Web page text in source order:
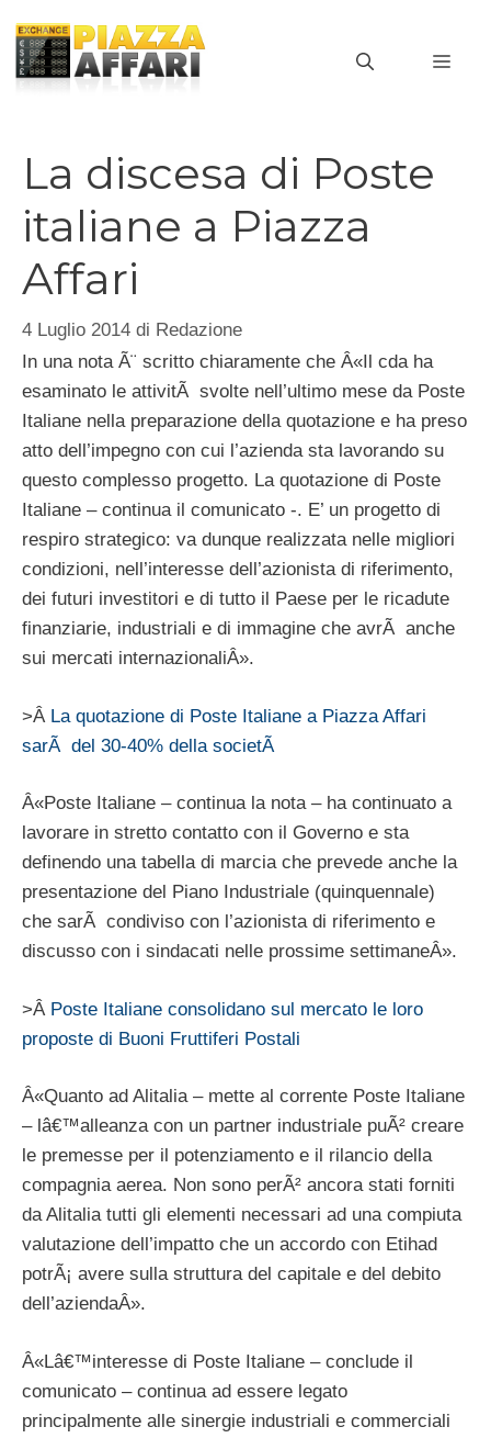
contenuto
La discesa di Poste
italiane a Piazza
Affari
4 Luglio 2014 di Redazione
In una nota Ã¨ scritto chiaramente che Â«Il cda ha
esaminato le attivitÃ svolte nell’ultimo mese da Poste
Italiane nella preparazione della quotazione e ha preso
atto dell’impegno con cui l’azienda sta lavorando su
questo complesso progetto. La quotazione di Poste
Italiane – continua il comunicato -. E’ un progetto di
respiro strategico: va dunque realizzata nelle migliori
condizioni, nell’interesse dell’azionista di riferimento,
dei futuri investitori e di tutto il Paese per le ricadute
finanziarie, industriali e di immagine che avrÃ anche
sui mercati internazionaliÂ».
>Â La quotazione di Poste Italiane a Piazza Affari
sarÃ del 30-40% della societÃ
Â«Poste Italiane – continua la nota – ha continuato a
lavorare in stretto contatto con il Governo e sta
definendo una tabella di marcia che prevede anche la
presentazione del Piano Industriale (quinquennale)
che sarÃ condiviso con l’azionista di riferimento e
discusso con i sindacati nelle prossime settimaneÂ».
>Â Poste Italiane consolidano sul mercato le loro
proposte di Buoni Fruttiferi Postali
Â«Quanto ad Alitalia – mette al corrente Poste Italiane
– lâ€™alleanza con un partner industriale puÃ² creare
le premesse per il potenziamento e il rilancio della
compagnia aerea. Non sono perÃ² ancora stati forniti
da Alitalia tutti gli elementi necessari ad una compiuta
valutazione dell’impatto che un accordo con Etihad
potrÃ¡ avere sulla struttura del capitale e del debito
dell’aziendaÂ».
Â«Lâ€™interesse di Poste Italiane – conclude il
comunicato – continua ad essere legato
principalmente alle sinergie industriali e commerciali